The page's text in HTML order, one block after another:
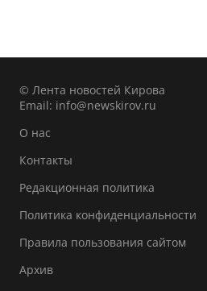
© Лента новостей Кирова
Email: info@newskirov.ru
О нас
Контакты
Редакционная политика
Политика конфиденциальности
Правила пользования сайтом
Архив